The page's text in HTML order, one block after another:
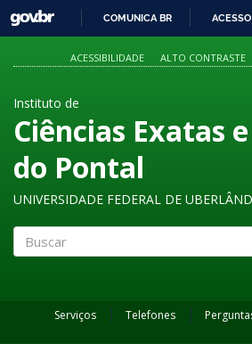
PARA
O
GOVBR
COMUNICA BR
ACESSIBILIDADE ALTO CONTRASTE
Instituto de
Ciências Exatas
do Pontal
UNIVERSIDADE FEDERAL DE
Serviços Telefones